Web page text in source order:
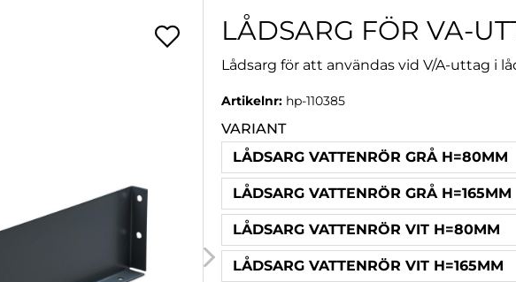
LÅDSARG FÖR VA-
Lådsarg för att användas vid V/A-uttag i
Artikelnr: hp-110385
VARIANT
LÅDSARG VATTENRÖR GRÅ H=80MM
LÅDSARG VATTENRÖR GRÅ H=165MM
LÅDSARG VATTENRÖR VIT H=80MM
LÅDSARG VATTENRÖR VIT H=165MM